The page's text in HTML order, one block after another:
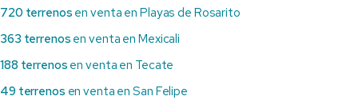
720 terrenos en venta en Playas de Rosarito
363 terrenos en venta en Mexicali
188 terrenos en venta en Tecate
49 terrenos en venta en San Felipe